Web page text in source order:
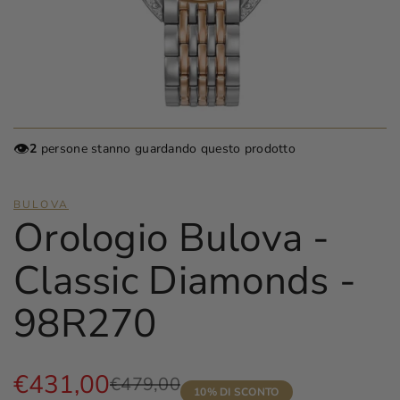
👁️2 persone stanno guardando questo prodotto
BULOVA
Orologio Bulova -
Classic Diamonds -
98R270
Prezzo
€479,00
Prezzo
€431,00 10% DI SCONTO